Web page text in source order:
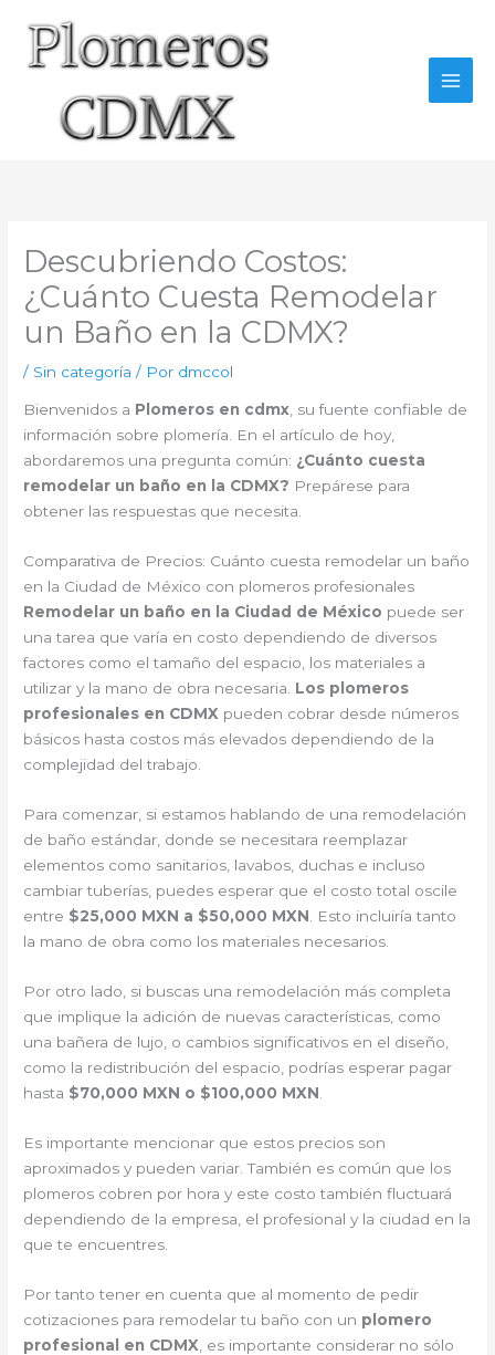
contenido
Descubriendo Costos:
¿Cuánto Cuesta Remodelar
un Baño en la CDMX?
/ Sin categoría / Por dmccol
Bienvenidos a Plomeros en cdmx, su fuente confiable de
información sobre plomería. En el artículo de hoy,
abordaremos una pregunta común: ¿Cuánto cuesta
remodelar un baño en la CDMX? Prepárese para
obtener las respuestas que necesita.
Comparativa de Precios: Cuánto cuesta remodelar un baño
en la Ciudad de México con plomeros profesionales
Remodelar un baño en la Ciudad de México puede ser
una tarea que varía en costo dependiendo de diversos
factores como el tamaño del espacio, los materiales a
utilizar y la mano de obra necesaria. Los plomeros
profesionales en CDMX pueden cobrar desde números
básicos hasta costos más elevados dependiendo de la
complejidad del trabajo.
Para comenzar, si estamos hablando de una remodelación
de baño estándar, donde se necesitara reemplazar
elementos como sanitarios, lavabos, duchas e incluso
cambiar tuberías, puedes esperar que el costo total oscile
entre $25,000 MXN a $50,000 MXN . Esto incluiría tanto
la mano de obra como los materiales necesarios.
Por otro lado, si buscas una remodelación más completa
que implique la adición de nuevas características, como
una bañera de lujo, o cambios significativos en el diseño,
como la redistribución del espacio, podrías esperar pagar
hasta $70,000 MXN o $100,000 MXN
Es importante mencionar que estos precios son
aproximados y pueden variar. También es común que los
plomeros cobren por hora y este costo también fluctuará
dependiendo de la empresa, el profesional y la ciudad en la
que te encuentres.
Por tanto tener en cuenta que al momento de pedir
cotizaciones para remodelar tu baño con un plomero
profesional en CDMX , es importante considerar no sólo